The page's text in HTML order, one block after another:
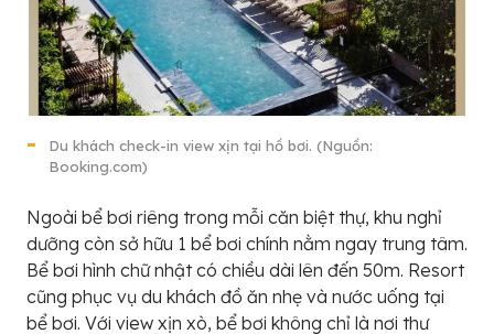
Du khách check-in view xịn tại hồ bơi. (Nguồn:
Booking.com)
Ngoài bể bơi riêng trong mỗi căn biệt thự, khu nghỉ
dưỡng còn sở hữu 1 bể bơi chính nằm ngay trung tâm.
Bể bơi hình chữ nhật có chiều dài lên đến 50m. Resort
cũng phục vụ du khách đồ ăn nhẹ và nước uống tại
bể bơi. Với view xịn xò, bể bơi không chỉ là nơi thư